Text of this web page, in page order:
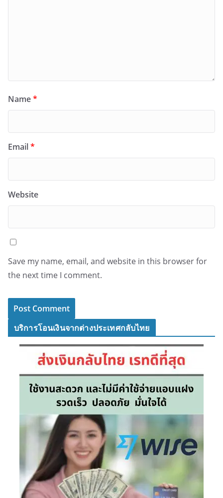
Name*
Email*
Website
Save my name, email, and website in this browser for
the next time I comment.
บริการโอนเงินจากต่างประเทศกลับไทย